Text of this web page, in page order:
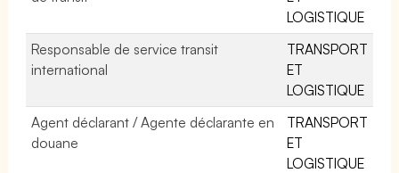
LOGISTIQUE
Responsable de service transit
international
TRANSPORT
ET
LOGISTIQUE
Agent déclarant / Agente déclarante en
douane
TRANSPORT
ET
LOGISTIQUE